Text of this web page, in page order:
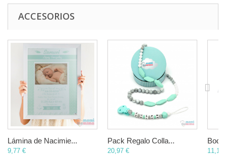
ACCESORIOS
Lámina de Nacimie...
9,77 €
Pack Regalo Colla...
20,97 € 11,17